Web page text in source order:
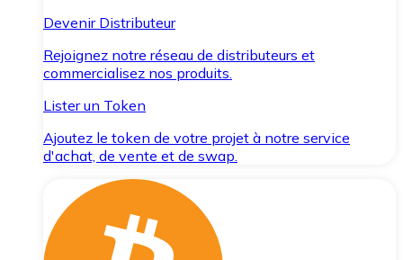
Devenir Distributeur
Rejoignez notre réseau de distributeurs et
commercialisez nos produits.
Lister un Token
Ajoutez le token de votre projet à notre service
d'achat, de vente et de swap.